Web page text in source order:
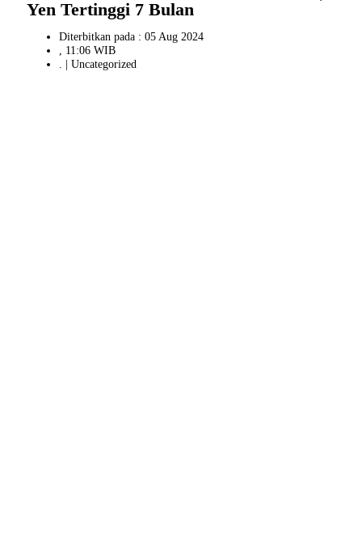
Yen Tertinggi 7 Bulan
Diterbitkan pada : 05 Aug 2024
, 11:06 WIB
. | Uncategorized